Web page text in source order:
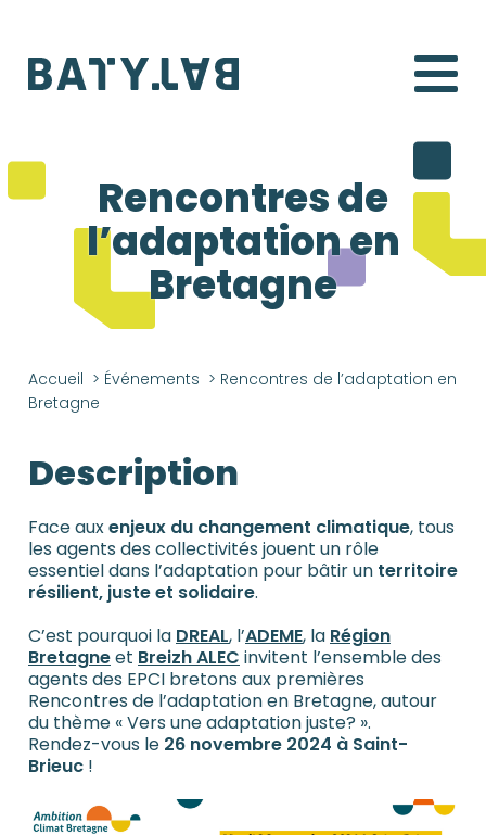
Batylab
Rencontres de
l’adaptation en
Bretagne
Accueil > Événements > Rencontres de l’adaptation en
Bretagne
Description
Face auxenjeux du changement climatique, tous
les agents des collectivités jouent un rôle
essentiel dans l’adaptation pour bâtir un territoire
résilient, juste et solidaire.
C’est pourquoi la DREAL, l’ADEME, la Région
Bretagneet Breizh ALEC invitent l’ensemble des
agents des EPCI bretons aux premières
Rencontres de l’adaptation en Bretagne, autour
du thème « Vers une adaptation juste? ».
Rendez-vous le 26 novembre 2024 à Saint-
Brieuc !